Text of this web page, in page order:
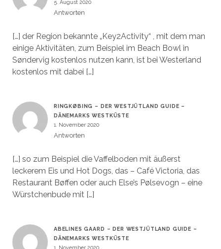
5. August 2020
Antworten
[…] der Region bekannte „Key2Activity“ , mit dem man
einige Aktivitäten, zum Beispiel im Beach Bowl in
Søndervig kostenlos nutzen kann, ist bei Westerland
kostenlos mit dabei […]
RINGKØBING – DER WESTJÜTLAND GUIDE –
DÄNEMARKS WESTKÜSTE
1. November 2020
Antworten
[…] so zum Beispiel die Vaffelboden mit äußerst
leckerem Eis und Hot Dogs, das – Café Victoria, das
Restaurant Bøffen oder auch Else’s Pølsevogn – eine
Würstchenbude mit […]
ABELINES GAARD – DER WESTJÜTLAND GUIDE –
DÄNEMARKS WESTKÜSTE
1. November 2020